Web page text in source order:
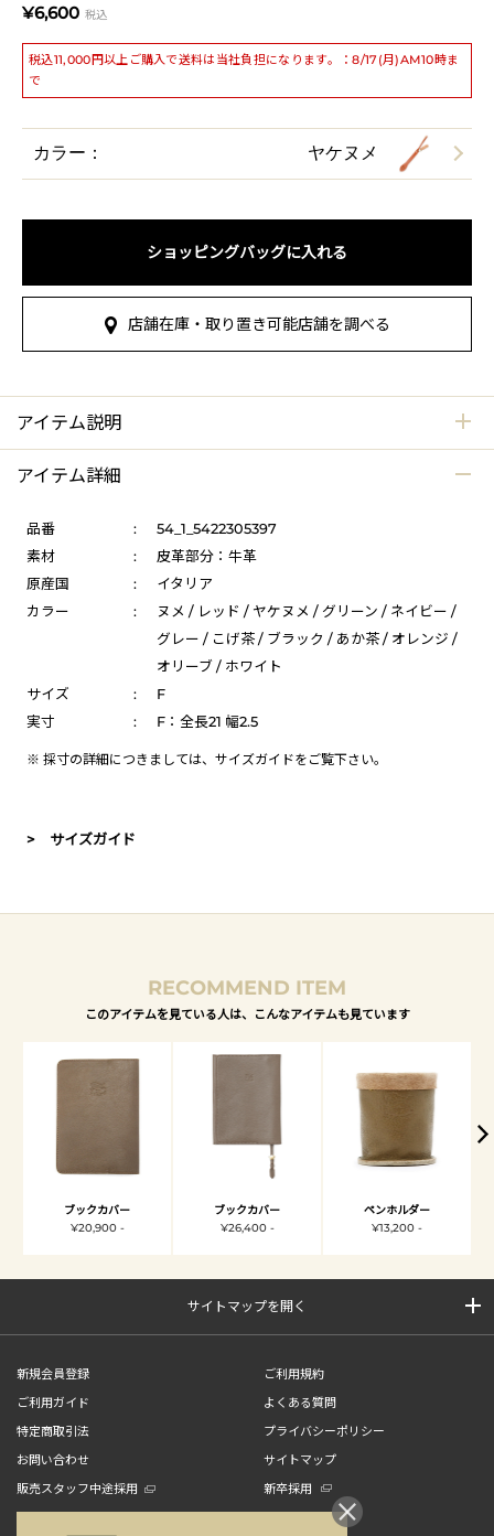
¥6,600 税込
税込11,000円以上ご購入で送料は当社負担になります。：8/17(月)AM10時ま
で
カラー： ヤケヌメ
ショッピングバッグに入れる
店舗在庫・取り置き可能店舗を調べる
アイテム説明
アイテム詳細
品番 :
54_1_5422305397
素材
:
皮革部分：牛革
原産国
:
イタリア
カラー
:
ヌメ / レッド / ヤケヌメ / グリーン / ネイビー /
グレー / こげ茶 / ブラック / あか茶 / オレンジ /
オリーブ / ホワイト
サイズ
:
F
実寸
: F：全長21 幅2.5
※ 採寸の詳細につきましては、 サイズガイドをご覧下さい。
> サイズガイド
RECOMMEND ITEM
このアイテムを見ている人は、こんなアイテムも見ています
ブックカバー
¥20,900 -
ブックカバー
¥26,400 -
ペンホルダー
¥13,200 -
サイトマップを開く
新規会員登録
ご利用規約
ご利用ガイド
よくある質問
特定商取引法
プライバシーポリシー
お問い合わせ
サイトマップ
販売スタッフ中途採用
新卒採用